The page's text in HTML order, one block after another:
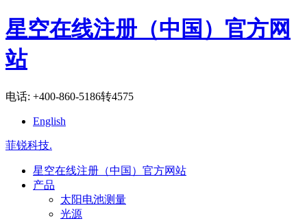
星空在线注册（中国）官方网
站
电话: +400-860-5186转4575
English
菲锐科技.
星空在线注册（中国）官方网站
产品
太阳电池测量
光源